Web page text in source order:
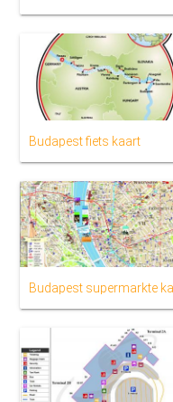
Budapest fiets kaart